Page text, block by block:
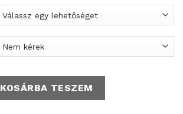
ágynemű - Rendelésre mennyiség
KOSÁRBA TESZEM